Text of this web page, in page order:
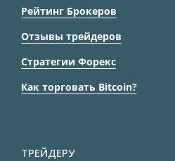
Рейтинг Брокеров
Отзывы трейдеров
Стратегии Форекс
Как торговать Bitcoin?
ТРЕЙДЕРУ